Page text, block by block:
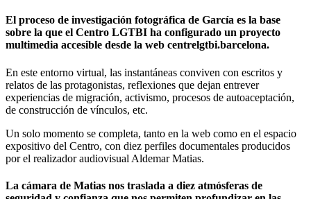
El proceso de investigación fotográfica de García es la base
sobre la que el Centro LGTBI ha configurado un proyecto
multimedia accesible desde la web centrelgtbi.barcelona.
En este entorno virtual, las instantáneas conviven con escritos y
relatos de las protagonistas, reflexiones que dejan entrever
experiencias de migración, activismo, procesos de autoaceptación,
de construcción de vínculos, etc.
Un solo momento se completa, tanto en la web como en el espacio
expositivo del Centro, con diez perfiles documentales producidos
por el realizador audiovisual Aldemar Matias.
La cámara de Matias nos traslada a diez atmósferas de